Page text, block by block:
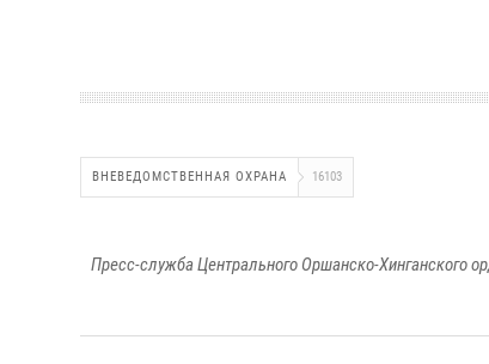
ВНЕВЕДОМСТВЕННАЯ ОХРАНА 16103
Пресс-служба Центрального Оршанско-Хинганского